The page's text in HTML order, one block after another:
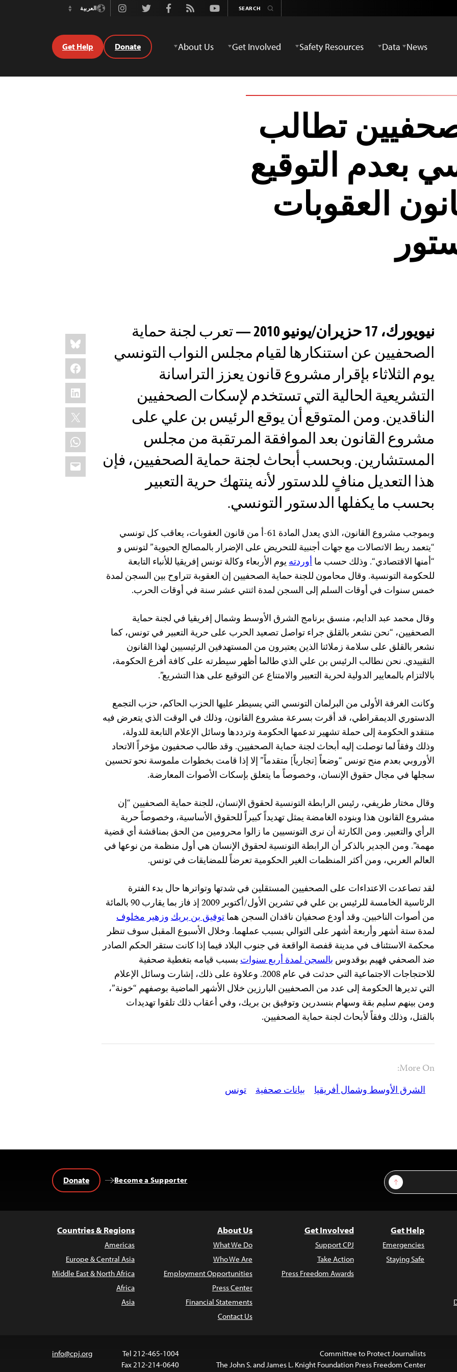
Youtube
Rss
Facebook
Twitter
Instagramالعربية
Switch
News
Data
Safety Resources
Get Involved
About Us
Donate
Get Help
تطالب
بعدم التوقيع
العقوبات
Share
this:
Bluesky
Facebook
LinkedIn
X
WhatsApp
Email
نيويورك، 17 حزيران/يونيو 2010 —
تعرب لجنة حماية
الصحفيين عن استنكارها لقيام مجلس النواب التونسي
يوم الثلاثاء بإقرار مشروع قانون يعزز التراسانة
التشريعية الحالية التي تستخدم لإسكات الصحفيين
الناقدين. ومن المتوقع أن يوقع الرئيس بن علي على
مشروع القانون بعد الموافقة المرتقبة من مجلس
المستشارين. وبحسب أبحاث لجنة حماية الصحفيين، فإن
هذا التعديل منافٍ للدستور لأنه ينتهك حرية التعبير
بحسب ما يكفلها الدستور التونسي.
وبموجب مشروع القانون، الذي يعدل المادة 61-أ من قانون العقوبات، يعاقب كل تونسي
“يتعمد ربط الاتصالات مع جهات أجنبية للتحريض على الإضراربالمصالح الحيوية” لتونس و
“أمنها الاقتصادي“. وذلك حسب ماأوردتهيوم الأربعاء وكالة تونس إفريقيا للأنباء التابعة
للحكومة التونسية. وقال محامون للجنة حماية الصحفيين إن العقوبة تتراوح بين السجن لمدة
خمس سنوات في أوقات السلم إلى السجن لمدة اثنتي عشر سنة في أوقات الحرب.
وقال محمد عبد الدايم، منسق برنامج الشرق الأوسط وشمال إفريقيا في لجنة حماية
الصحفيين، “نحن نشعر بالقلق جراء تواصل تصعيد الحرب على حرية التعبير في تونس، كما
نشعر بالقلق على سلامة زملائنا الذين يعتبرون من المستهدفين الرئيسيين لهذا القانون
التقييدي. نحن نطالب الرئيس بن علي الذي طالما أظهر سيطرته على كافة أفرع الحكومة،
بالالتزام بالمعايير الدولية لحرية التعبير والامتناع عن التوقيع على هذا التشريع”.
وكانت الغرفة الأولى من البرلمان التونسي التي يسيطر عليها الحزب الحاكم، حزب التجمع
الدستوري الديمقراطي، قد أقرت بسرعة مشروع القانون، وذلك في الوقت الذي يتعرض فيه
منتقدو الحكومة إلى حملة تشهير تدعمها الحكومة وترددها وسائل الإعلام التابعة للدولة،
وذلك وفقاً لما توصلت إليه أبحاث لجنة حماية الصحفيين. وقد طالب صحفيون مؤخراً الاتحاد
الأوروبي بعدم منح تونس “وضعاً [تجارياً] متقدماً” إلا إذا قامت بخطوات ملموسة نحو تحسين
سجلها في مجال حقوق الإنسان، وخصوصاً ما يتعلق بإسكات الأصوات المعارضة.
وقال مختار طريفي، رئيس الرابطة التونسية لحقوق الإنسان، للجنة حماية الصحفيين “إن
مشروع القانون هذا وبنوده الغامضة يمثل تهديداً كبيراً للحقوق الأساسية، وخصوصاً حرية
الرأي والتعبير. ومن الكارثة أن نرى التونسيين ما زالوا محرومين من الحق بمناقشة أي قضية
مهمة”. ومن الجدير بالذكر أن الرابطة التونسية لحقوق الإنسان هي أول منظمة من نوعها في
العالم العربي، ومن أكثر المنظمات الغير الحكومية تعرضاً للمضايقات في تونس.
لقد تصاعدت الاعتداءات على الصحفيين المستقلين في شدتها وتواترها حال بدء الفترة
الرئاسية الخامسة للرئيس بن علي في تشرين الأول/أكتوبر 2009 إذ فاز بما يقارب 90 بالمائة
من أصوات الناخبين. وقد أودع صحفيان ناقدان السجن هماتوفيق بن بريكوزهير مخلوف
لمدة ستة أشهر وأربعة أشهر على التوالي بسبب عملهما. وخلال الأسبوع المقبل سوف تنظر
محكمة الاستئناف في مدينة قفصة الواقعة في جنوب البلاد فيما إذا كانت ستقر الحكم الصادر
ضد الصحفي فهيم بوقدوس بالسجن لمدة أربع سنواتبسبب قيامه بتغطية صحفية
للاحتجاجات الاجتماعية التي حدثت في عام 2008. وعلاوة على ذلك، إشارت وسائل الإعلام
التي تديرها الحكومة إلى عدد من الصحفيين البارزين خلال الأشهر الماضية بوصفهم “خونة”،
ومن بينهم سليم بقة وسهام بنسدرين وتوفيق بن بريك، وفي أعقاب ذلك تلقوا تهديدات
بالقتل، وذلك وفقاً لأبحاث لجنة حماية الصحفيين.
More On:
الشرق الأوسط وشمال أفريقيا
بيانات صحفية تونس
Sign Up
Become a Supporter
Donate
Get Help
Emergencies
Staying Safe
Get Involved
Support CPJ
Take Action
Press Freedom Awards
About Us
What We Do
Who We Are
Employment Opportunities
Press Center
Financial Statements
Contact Us
Countries & Regions
Americas
Europe & Central Asia
Middle East & North Africa
Africa
Asia
Committee to Protect Journalists
The John S. and James L. Knight Foundation Press Freedom Center
Tel 212-465-1004
Fax 212-214-0640
info@cpj.org